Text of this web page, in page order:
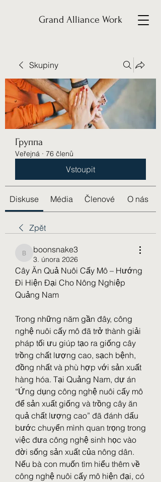
Grand Alliance Work
Skupiny
Группа
Veřejná · 76 členů
Vstoupit
Diskuse Média Členové O nás
Zpět
boonsnake3
boonsnake3
3. února 2026
Cây Ăn Quả Nuôi Cấy Mô – Hướng
Đi Hiện Đại Cho Nông Nghiệp
Quảng Nam
Trong những năm gần đây, công
nghệ nuôi cấy mô đã trở thành giải
pháp tối ưu giúp tạo ra giống cây
trồng chất lượng cao, sạch bệnh,
đồng nhất và phù hợp với sản xuất
hàng hóa. Tại Quảng Nam, dự án
“Ứng dụng công nghệ nuôi cấy mô
để sản xuất giống và trồng cây ăn
quả chất lượng cao” đã đánh dấu
bước chuyển mình quan trọng trong
việc đưa công nghệ sinh học vào
đời sống sản xuất của nông dân.
Nếu bà con muốn tìm hiểu thêm về
công nghệ nuôi cấy mô hiện đại, có